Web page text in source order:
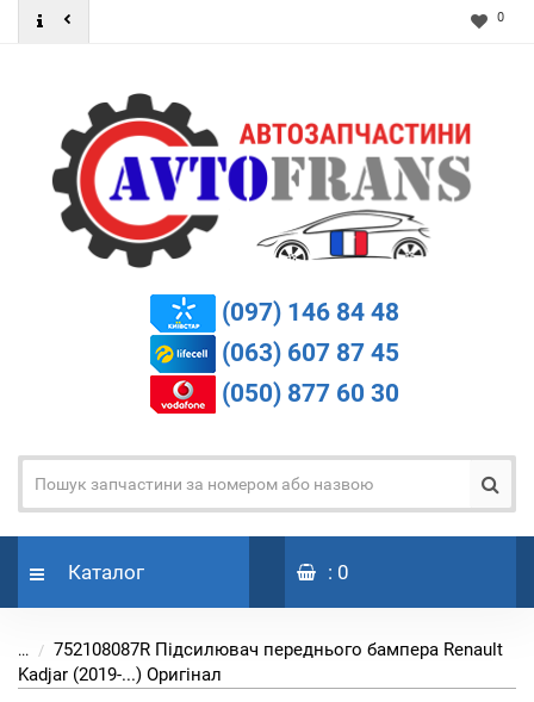
0
(097) 146 84 48
(063) 607 87 45
(050) 877 60 30
Каталог : 0
...
752108087R Підсилювач переднього бампера Renault
Kadjar (2019-...) Оригінал